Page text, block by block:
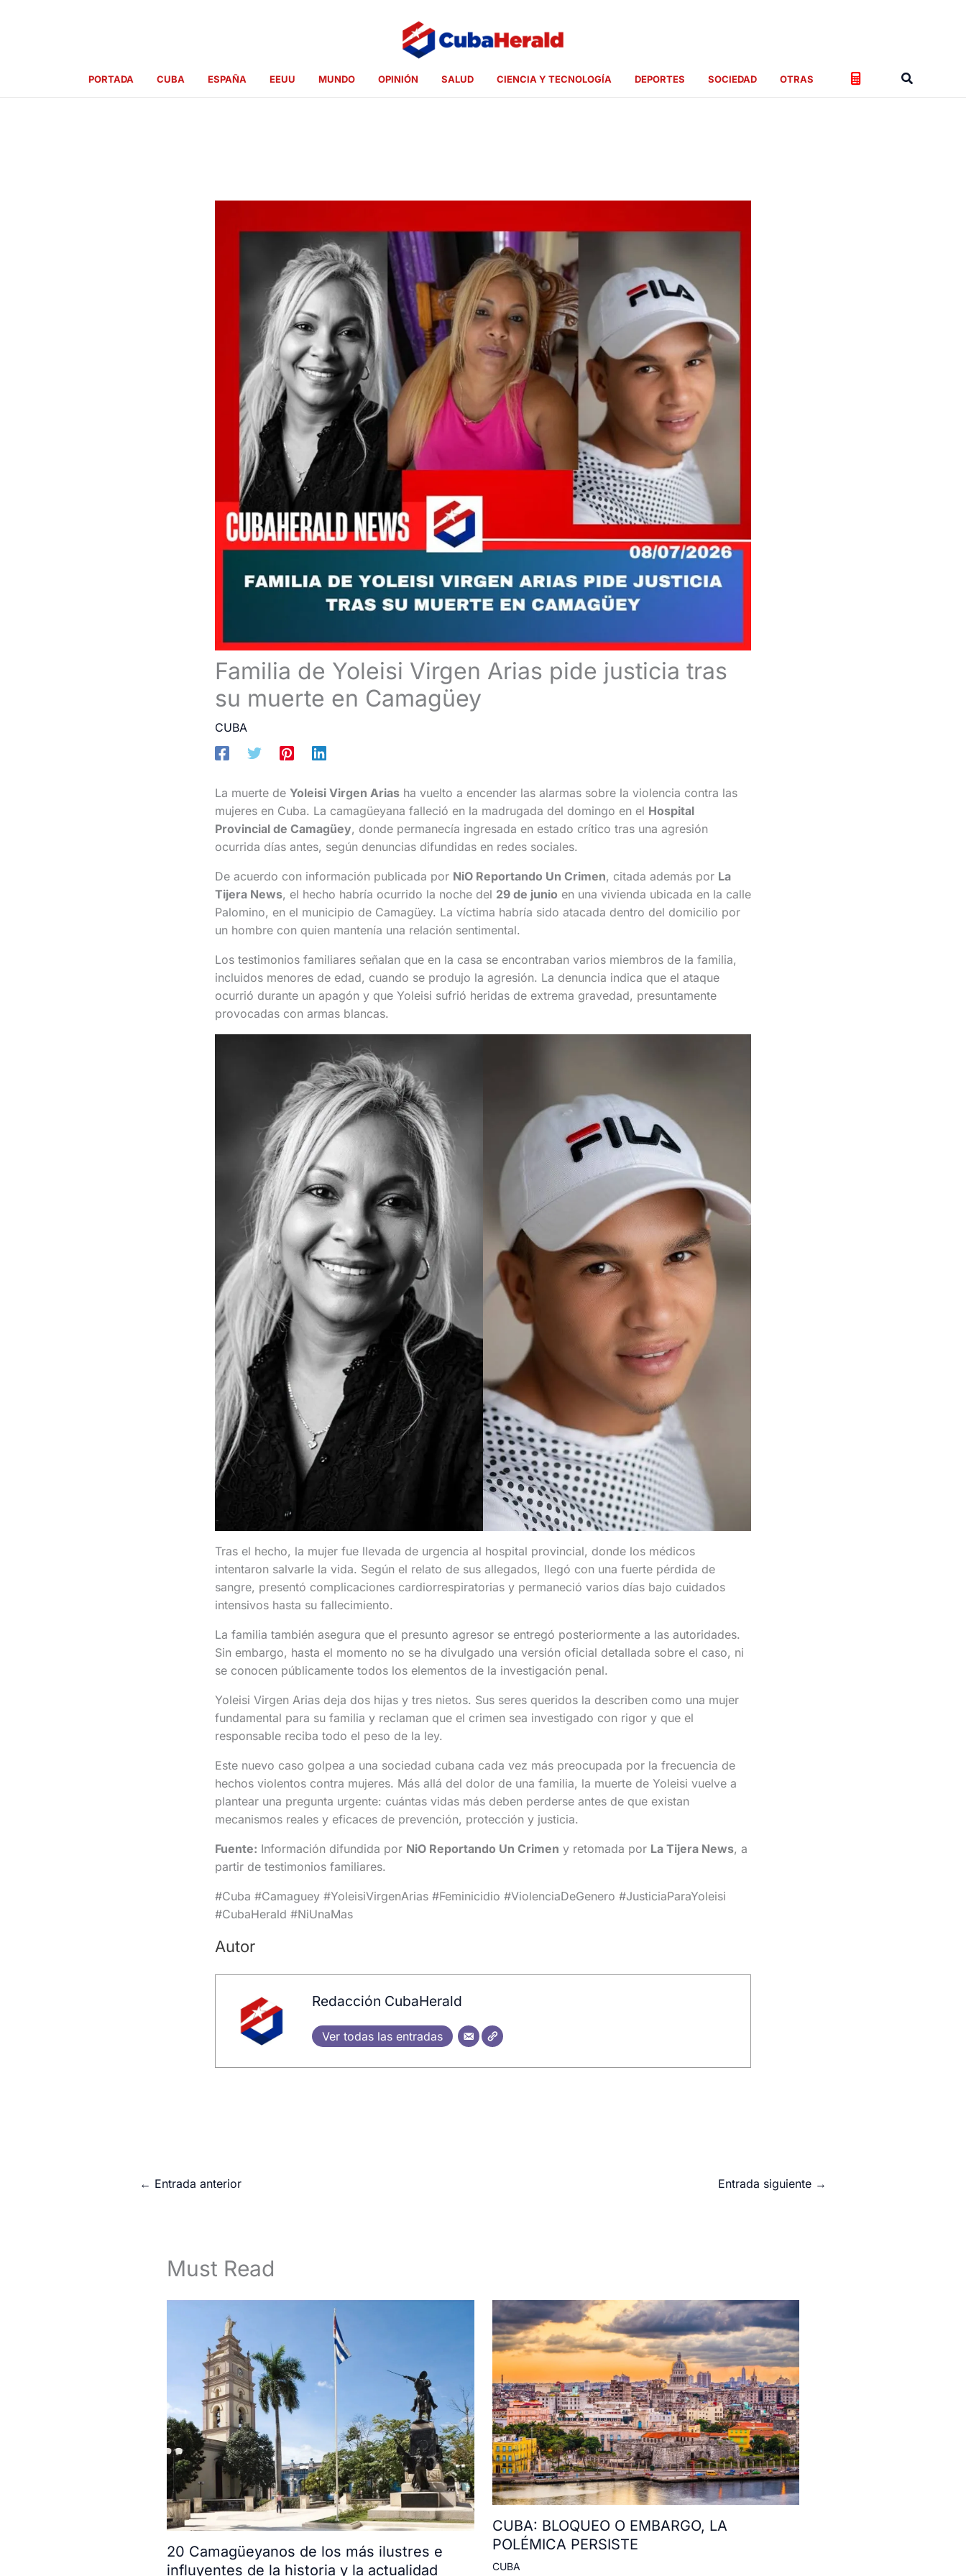
PORTADA CUBA ESPAÑA EEUU MUNDO OPINIÓN SALUD CIENCIA Y TECNOLOGÍA DEPORTES SOCIEDAD OTRAS Buscar
Familia de Yoleisi Virgen Arias pide justicia tras
su muerte en Camagüey
CUBA
La muerte de Yoleisi Virgen Ariasha vuelto a encender las alarmas sobre la violencia contra las
mujeres en Cuba. La camagüeyana falleció en la madrugada del domingo en el Hospital
Provincial de Camagüey, donde permanecía ingresada en estado crítico tras una agresión
ocurrida días antes, según denuncias difundidas en redes sociales.
De acuerdo con información publicada por NiO Reportando Un Crimen, citada además por La
Tijera News, el hecho habría ocurrido la noche del 29 de junio en una vivienda ubicada en la calle
Palomino, en el municipio de Camagüey. La víctima habría sido atacada dentro del domicilio por
un hombre con quien mantenía una relación sentimental.
Los testimonios familiares señalan que en la casa se encontraban varios miembros de la familia,
incluidos menores de edad, cuando se produjo la agresión. La denuncia indica que el ataque
ocurrió durante un apagón y que Yoleisi sufrió heridas de extrema gravedad, presuntamente
provocadas con armas blancas.
Tras el hecho, la mujer fue llevada de urgencia al hospital provincial, donde los médicos
intentaron salvarle la vida. Según el relato de sus allegados, llegó con una fuerte pérdida de
sangre, presentó complicaciones cardiorrespiratorias y permaneció varios días bajo cuidados
intensivos hasta su fallecimiento.
La familia también asegura que el presunto agresor se entregó posteriormente a las autoridades.
Sin embargo, hasta el momento no se ha divulgado una versión oficial detallada sobre el caso, ni
se conocen públicamente todos los elementos de la investigación penal.
Yoleisi Virgen Arias deja dos hijas y tres nietos. Sus seres queridos la describen como una mujer
fundamental para su familia y reclaman que el crimen sea investigado con rigor y que el
responsable reciba todo el peso de la ley.
Este nuevo caso golpea a una sociedad cubana cada vez más preocupada por la frecuencia de
hechos violentos contra mujeres. Más allá del dolor de una familia, la muerte de Yoleisi vuelve a
plantear una pregunta urgente: cuántas vidas más deben perderse antes de que existan
mecanismos reales y eficaces de prevención, protección y justicia.
Fuente: Información difundida por NiO Reportando Un Crimen y retomada por La Tijera News, a
partir de testimonios familiares.
#Cuba #Camaguey #YoleisiVirgenArias #Feminicidio #ViolenciaDeGenero #JusticiaParaYoleisi
#CubaHerald #NiUnaMas
Autor
Redacción CubaHerald
Ver todas las entradas
← Entrada anterior Entrada siguiente →
Must Read
20 Camagüeyanos de los más ilustres e
influyentes de la historia y la actualidad
CUBA: BLOQUEO O EMBARGO, LA
POLÉMICA PERSISTE
CUBA